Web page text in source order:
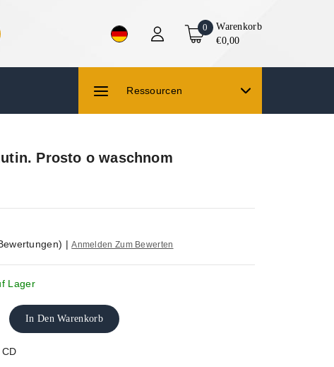
0
Warenkorb
€0,00
Ressourcen
Prosto o waschnom
| Anmelden Zum Bewerten
Lager
In Den Warenkorb